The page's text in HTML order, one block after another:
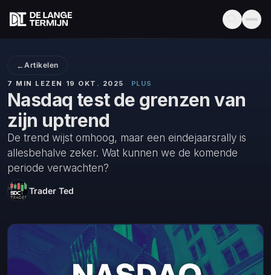
←Artikelen
7 MIN LEZEN · 19 OKT. 2025 · PLUS
Nasdaq test de grenzen van
zijn uptrend
De trend wijst omhoog, maar een eindejaarsrally is
allesbehalve zeker. Wat kunnen we de komende
periode verwachten?
Trader Ted